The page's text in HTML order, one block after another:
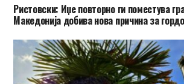
Ристовски: Иџе повторно ги поместува
Македонија добива нова причина за